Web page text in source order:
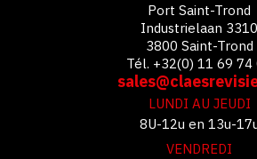
Port Saint-Trond
Industrielaan 3310
3800 Saint-Trond
Tél. +32(0) 11 69 74
LUNDI AU JEUDI
8U-12u en 13u-
VENDREDI